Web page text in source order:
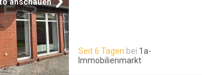
Zweifamilienhaus genutzt
eignet sich zur
anschauen
Seit 6 Tagen bei 1a-
Immobilienmarkt